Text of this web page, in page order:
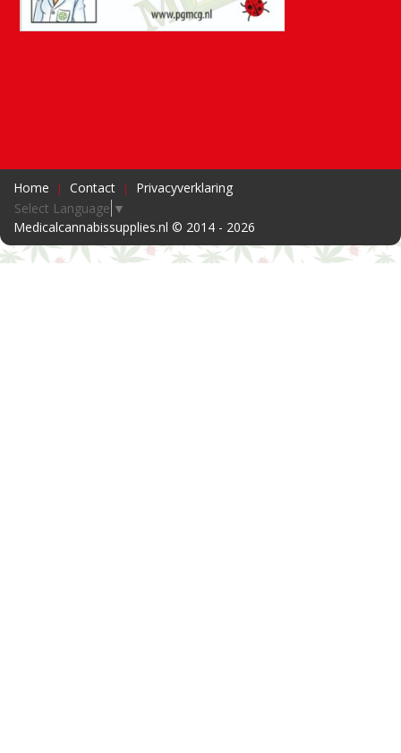
Home Contact
Privacyverklaring
Select Language ▼
Medicalcannabissupplies.nl © 2014 - 2026